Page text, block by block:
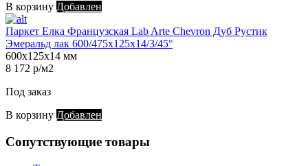
В корзину Добавлен
Паркет Елка Французская Lab Arte Chevron Дуб Рустик
Эмеральд лак 600/475х125х14/3/45°
600х125х14 мм
8 172 р/м2
Под заказ
В корзину Добавлен
Сопутствующие товары